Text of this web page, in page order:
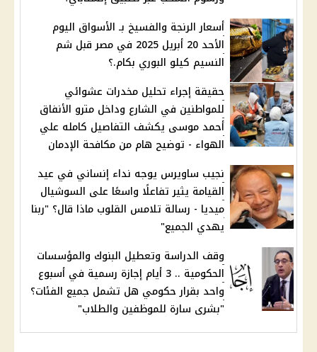
أسعار الرنجة والفسيخ بـ الأسواق اليوم
الأحد 20 أبريل 2025 في مصر قبل شم
النسيم كيلو البوري بكام.؟
حقيقة إجراء تحليل مخدرات عشوائي
للمواطنين في الشارع وداخل مترو الأنفاق
أحمد موسى يكشف التفاصيل كامله علي
الهواء - توضيح هام من مكافحة الإدمان
نجيب ساويرس يوجه نداء إنساني في عيد
القيامة يثير تفاعلًا واسعًا على السوشيال
ميديا - رسالة تلامس القلوب ماذا قال؟ "ربنا
يهدي الجميع"
وقف الدراسة وتعطيل البنوك والمؤسسات
الحكومية .. 3 أيام إجازة رسمية في أسبوع
واحد بقرار حكومي هل تشمل جميع الفئات؟
"بشرى سارة للموظفين والطلاب"